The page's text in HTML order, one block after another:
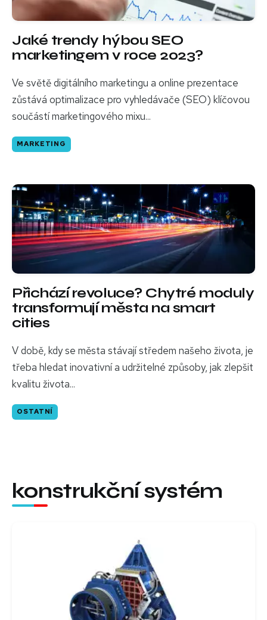
Jaké trendy hýbou SEO
marketingem v roce 2023?
Ve světě digitálního marketingu a online prezentace
zůstává optimalizace pro vyhledávače (SEO) klíčovou
součástí marketingového mixu...
MARKETING
Přichází revoluce? Chytré moduly
transformují města na smart
cities
V době, kdy se města stávají středem našeho života, je
třeba hledat inovativní a udržitelné způsoby, jak zlepšit
kvalitu života...
OSTATNÍ
konstrukční systém